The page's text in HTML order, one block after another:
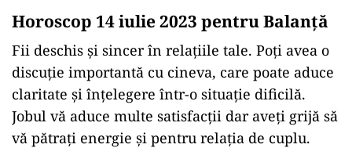
Horoscop 14 iulie 2023 pentru Balanţă
Fii deschis şi sincer în relațiile tale. Poți avea o
discuţie importantă cu cineva, care poate aduce
claritate și înțelegere într-o situație dificilă.
Jobul vă aduce multe satisfacții dar aveți grijă să
vă pătrați energie și pentru relația de cuplu.